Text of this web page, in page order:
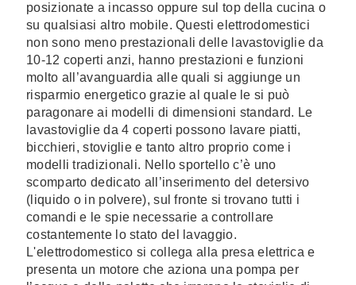
posizionate a incasso oppure sul top della cucina o
su qualsiasi altro mobile. Questi elettrodomestici
non sono meno prestazionali delle lavastoviglie da
10-12 coperti anzi, hanno prestazioni e funzioni
molto all’avanguardia alle quali si aggiunge un
risparmio energetico grazie al quale le si può
paragonare ai modelli di dimensioni standard. Le
lavastoviglie da 4 coperti possono lavare piatti,
bicchieri, stoviglie e tanto altro proprio come i
modelli tradizionali. Nello sportello c’è uno
scomparto dedicato all’inserimento del detersivo
(liquido o in polvere), sul fronte si trovano tutti i
comandi e le spie necessarie a controllare
costantemente lo stato del lavaggio.
L'elettrodomestico si collega alla presa elettrica e
presenta un motore che aziona una pompa per